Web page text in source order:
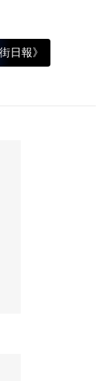
日報》